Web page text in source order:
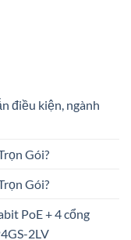
điều kiện, ngành
Gói?
Gói?
PoE + 4 cổng
2LV